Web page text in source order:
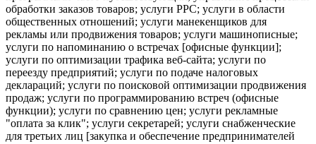
обработки заказов товаров; услуги PPC; услуги в области
общественных отношений; услуги манекенщиков для
рекламы или продвижения товаров; услуги машинописные;
услуги по напоминанию о встречах [офисные функции];
услуги по оптимизации трафика веб-сайта; услуги по
переезду предприятий; услуги по подаче налоговых
деклараций; услуги по поисковой оптимизации продвижения
продаж; услуги по программированию встреч (офисные
функции); услуги по сравнению цен; услуги рекламные
"оплата за клик"; услуги секретарей; услуги снабженческие
для третьих лиц [закупка и обеспечение предпринимателей